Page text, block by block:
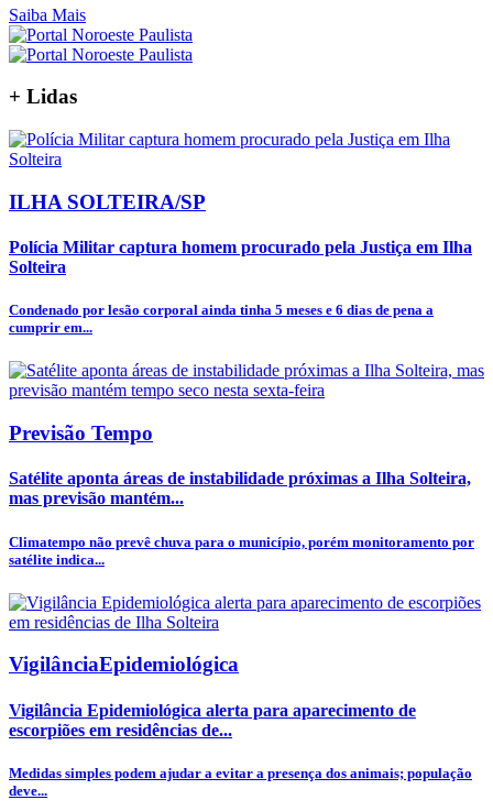
Saiba Mais
+ Lidas
ILHA SOLTEIRA/SP
Polícia Militar captura homem procurado pela Justiça em Ilha
Solteira
Condenado por lesão corporal ainda tinha 5 meses e 6 dias de pena a
cumprir em...
Previsão Tempo
Satélite aponta áreas de instabilidade próximas a Ilha Solteira,
mas previsão mantém...
Climatempo não prevê chuva para o município, porém monitoramento por
satélite indica...
VigilânciaEpidemiológica
Vigilância Epidemiológica alerta para aparecimento de
escorpiões em residências de...
Medidas simples podem ajudar a evitar a presença dos animais; população
deve...